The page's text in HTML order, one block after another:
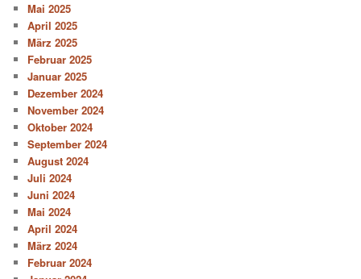
Mai 2025
April 2025
März 2025
Februar 2025
Januar 2025
Dezember 2024
November 2024
Oktober 2024
September 2024
August 2024
Juli 2024
Juni 2024
Mai 2024
April 2024
März 2024
Februar 2024